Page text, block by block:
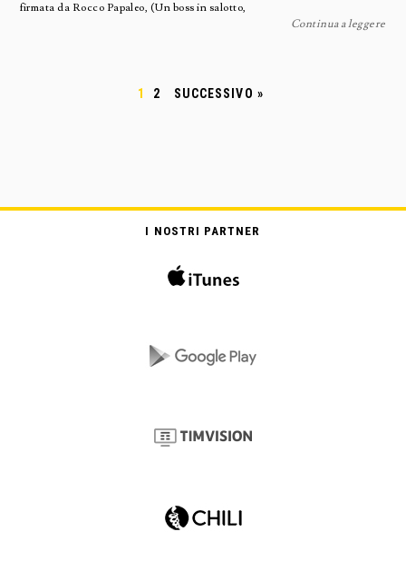
firmata da Rocco Papaleo, (Un boss in salotto,
Continua a leggere
1 2 SUCCESSIVO »
I NOSTRI PARTNER